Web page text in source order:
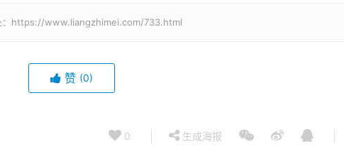
：https://www.liangzhimei.com/733.html
赞 (0)
0 生成海报